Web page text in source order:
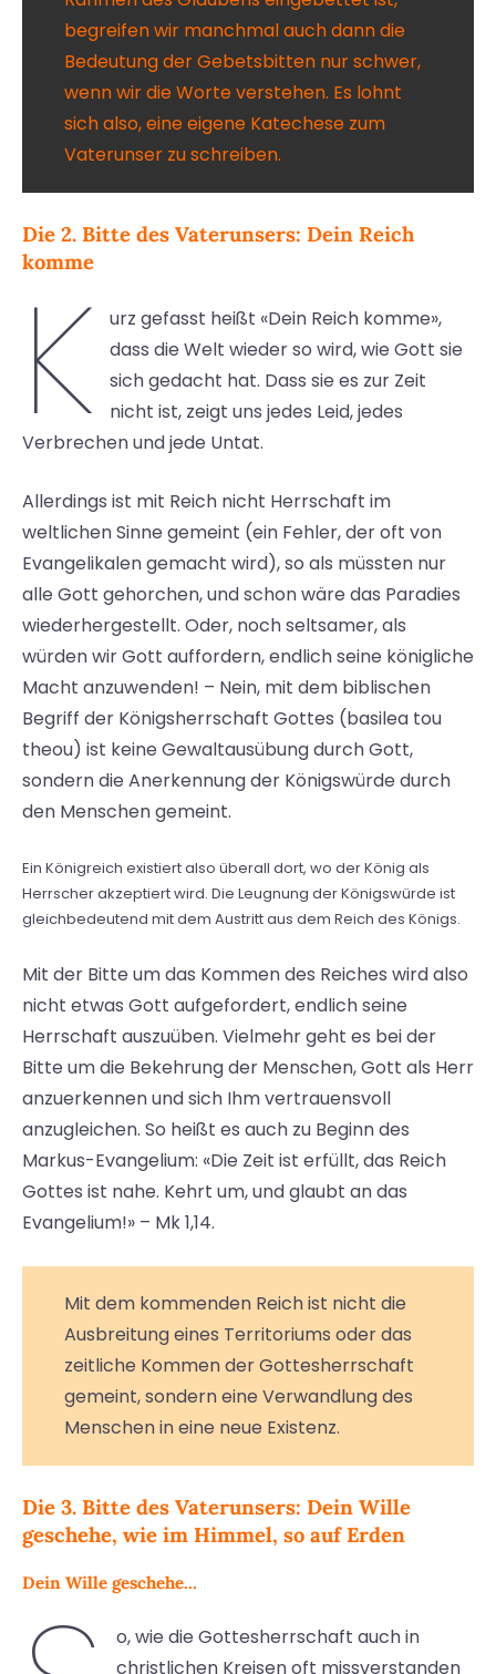
begreifen wir manchmal auch dann die
Bedeutung der Gebetsbitten nur schwer,
wenn wir die Worte verstehen. Es lohnt
sich also, eine eigene Katechese zum
Vaterunser zu schreiben.
Die 2. Bitte des Vaterunsers: Dein Reich
komme
K
urz gefasst heißt «Dein Reich komme»,
dass die Welt wieder so wird, wie Gott sie
sich gedacht hat. Dass sie es zur Zeit
nicht ist, zeigt uns jedes Leid, jedes
Verbrechen und jede Untat.
Allerdings ist mit Reich nicht Herrschaft im
weltlichen Sinne gemeint (ein Fehler, der oft von
Evangelikalen gemacht wird), so als müssten nur
alle Gott gehorchen, und schon wäre das Paradies
wiederhergestellt. Oder, noch seltsamer, als
würden wir Gott auffordern, endlich seine königliche
Macht anzuwenden! – Nein, mit dem biblischen
Begriff der Königsherrschaft Gottes (basilea tou
theou) ist keine Gewaltausübung durch Gott,
sondern die Anerkennung der Königswürde durch
den Menschen gemeint.
Ein Königreich existiert also überall dort, wo der König als
Herrscher akzeptiert wird. Die Leugnung der Königswürde ist
gleichbedeutend mit dem Austritt aus dem Reich des Königs.
Mit der Bitte um das Kommen des Reiches wird also
nicht etwas Gott aufgefordert, endlich seine
Herrschaft auszuüben. Vielmehr geht es bei der
Bitte um die Bekehrung der Menschen, Gott als Herr
anzuerkennen und sich Ihm vertrauensvoll
anzugleichen. So heißt es auch zu Beginn des
Markus-Evangelium: «Die Zeit ist erfüllt, das Reich
Gottes ist nahe. Kehrt um, und glaubt an das
Evangelium!» – Mk 1,14.
Mit dem kommenden Reich ist nicht die
Ausbreitung eines Territoriums oder das
zeitliche Kommen der Gottesherrschaft
gemeint, sondern eine Verwandlung des
Menschen in eine neue Existenz.
Die 3. Bitte des Vaterunsers: Dein Wille
geschehe, wie im Himmel, so auf Erden
Dein Wille geschehe…
o, wie die Gottesherrschaft auch in
christlichen Kreisen oft missverstanden